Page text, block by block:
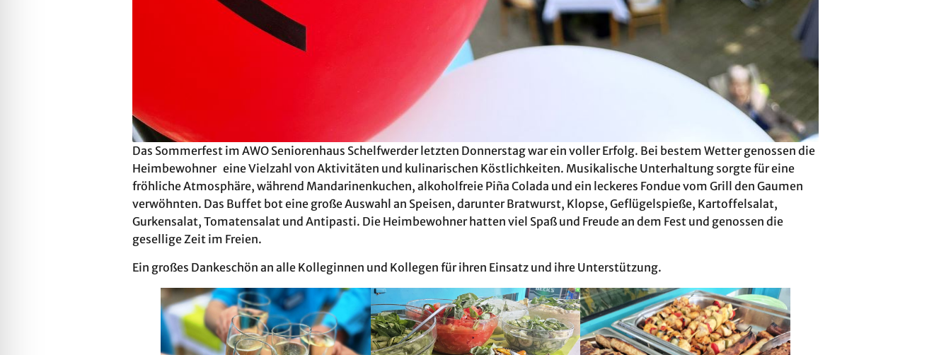
Das Sommerfest im AWO Seniorenhaus Schelfwerder letzten Donnerstag war ein voller Erfolg. Bei bestem Wetter genossen die
Heimbewohner eine Vielzahl von Aktivitäten und kulinarischen Köstlichkeiten. Musikalische Unterhaltung sorgte für eine
fröhliche Atmosphäre, während Mandarinenkuchen, alkoholfreie Piña Colada und ein leckeres Fondue vom Grill den Gaumen
verwöhnten. Das Buffet bot eine große Auswahl an Speisen, darunter Bratwurst, Klopse, Geflügelspieße, Kartoffelsalat,
Gurkensalat, Tomatensalat und Antipasti. Die Heimbewohner hatten viel Spaß und Freude an dem Fest und genossen die
gesellige Zeit im Freien.
Ein großes Dankeschön an alle Kolleginnen und Kollegen für ihren Einsatz und ihre Unterstützung.